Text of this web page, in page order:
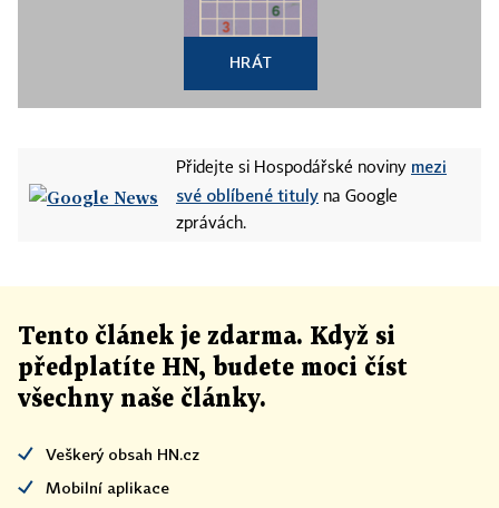
HRÁT
Přidejte si Hospodářské noviny mezi
své oblíbené tituly na Google
zprávách.
Tento článek je zdarma. Když si
předplatíte HN, budete moci číst
všechny naše články.
Veškerý obsah HN.cz
Mobilní aplikace